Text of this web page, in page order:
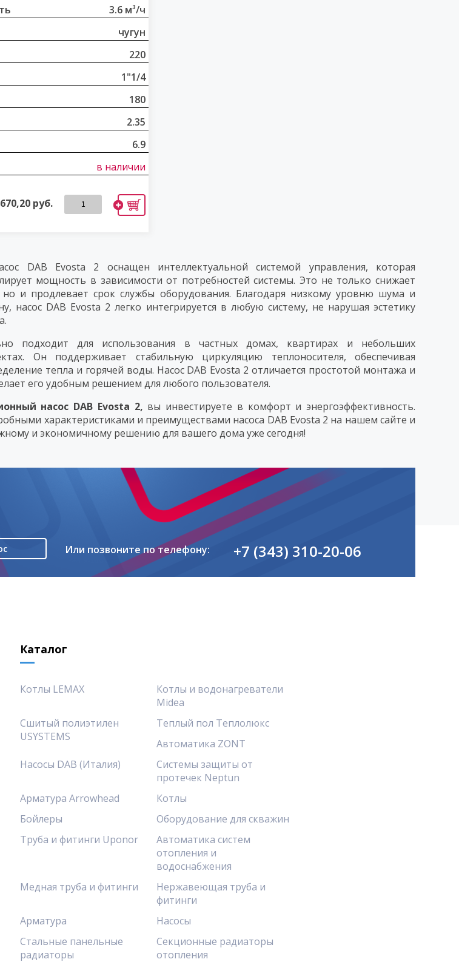
3.6 м³/ч
чугун
220
1"1/4
180
2.35
6.9
в наличии
руб.
DAB Evosta 2 оснащен интеллектуальной системой управления, которая
мощность в зависимости от потребностей системы. Это не только снижает
но и продлевает срок службы оборудования. Благодаря низкому уровню шума и
насос DAB Evosta 2 легко интегрируется в любую систему, не нарушая эстетику
подходит для использования в частных домах, квартирах и небольших
Он поддерживает стабильную циркуляцию теплоносителя, обеспечивая
тепла и горячей воды. Насос DAB Evosta 2 отличается простотой монтажа и
его удобным решением для любого пользователя.
насос DAB Evosta 2, вы инвестируете в комфорт и энергоэффективность.
характеристиками и преимуществами насоса DAB Evosta 2 на нашем сайте и
и экономичному решению для вашего дома уже сегодня!
Или позвоните по телефону: +7 (343) 310-20-06
Каталог
Котлы LEMAX
Котлы и водонагреватели
Midea
Сшитый полиэтилен
USYSTEMS
Теплый пол Теплолюкс
Автоматика ZONT
Насосы DAB (Италия)
Системы защиты от
протечек Neptun
Арматура Arrowhead
Котлы
Бойлеры
Оборудование для скважин
Труба и фитинги Uponor
Автоматика систем
отопления и
водоснабжения
Медная труба и фитинги
Нержавеющая труба и
фитинги
Арматура
Насосы
Стальные панельные
радиаторы
Секционные радиаторы
отопления